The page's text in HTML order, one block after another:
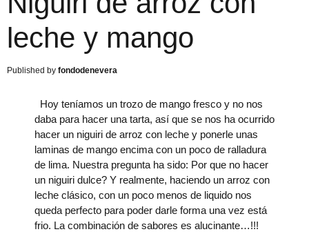
leche y mango
fondodenevera
Hoy teníamos un trozo de mango fresco y no nos
daba para hacer una tarta, así que se nos ha ocurrido
hacer un niguiri de arroz con leche y ponerle unas
laminas de mango encima con un poco de ralladura
de lima. Nuestra pregunta ha sido: Por que no hacer
un niguiri dulce? Y realmente, haciendo un arroz con
leche clásico, con un poco menos de liquido nos
queda perfecto para poder darle forma una vez está
frio. La combinación de sabores es alucinante…!!!